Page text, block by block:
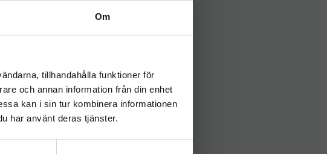
Om
tillhandahålla funktioner för
och annan information från din enhet
kan i sin tur kombinera informationen
har använt deras tjänster.